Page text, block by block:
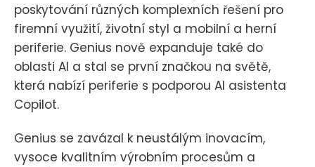
poskytování různých komplexních řešení pro
firemní využití, životní styl a mobilní a herní
periferie. Genius nově expanduje také do
oblasti AI a stal se první značkou na světě,
která nabízí periferie s podporou AI asistenta
Copilot.
Genius se zavázal k neustálým inovacím,
vysoce kvalitním výrobním procesům a